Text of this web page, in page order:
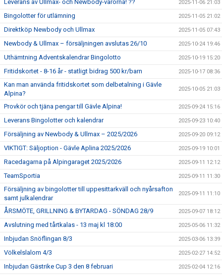
Leverans av Ullmax- och Newbody-varorna! ?? 2025-11-06 21:03
Bingolotter för utlämning 2025-11-05 21:02
Direktköp Newbody och Ullmax 2025-11-05 07:43
Newbody & Ullmax – försäljningen avslutas 26/10 2025-10-24 19:46
Uthämtning Adventskalendrar Bingolotto 2025-10-19 15:20
Fritidskortet - 8-16 år - statligt bidrag 500 kr/barn 2025-10-17 08:36
Kan man använda fritidskortet som delbetalning i Gävle
Alpina?
2025-10-05 21:03
Provkör och tjäna pengar till Gävle Alpina! 2025-09-24 15:16
Leverans Bingolotter och kalendrar 2025-09-23 10:40
Försäljning av Newbody & Ullmax – 2025/2026 2025-09-20 09:12
VIKTIGT: Säljoption - Gävle Aplina 2025/2026 2025-09-19 10:01
Racedagarna på Alpingaraget 2025/2026 2025-09-11 12:12
TeamSportia 2025-09-11 11:30
Försäljning av bingolotter till uppesittarkväll och nyårsafton
samt julkalendrar
2025-09-11 11:10
ÅRSMÖTE, GRILLNING & BYTARDAG - SÖNDAG 28/9 2025-09-07 18:12
Avslutning med tårtkalas - 13 maj kl 18:00 2025-05-06 11:32
Inbjudan Snöflingan 8/3 2025-03-06 13:39
Völkelslalom 4/3 2025-02-27 14:52
Inbjudan Gästrike Cup 3 den 8 februari 2025-02-04 12:16